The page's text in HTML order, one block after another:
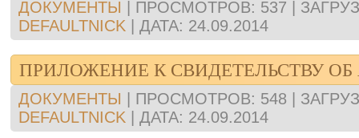
ДОКУМЕНТЫ ПРОСМОТРОВ: 537
DEFAULTNICK
ДАТА: 24.09.2014
ПРИЛОЖЕНИЕ К СВИДЕТЕЛЬСТВУ
ДОКУМЕНТЫ ПРОСМОТРОВ: 548
DEFAULTNICK
ДАТА: 24.09.2014